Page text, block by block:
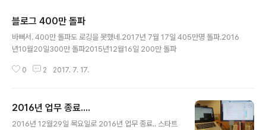
블로그 400만 돌파
바뻐서. 400만 돌파도 로깅을 못했네.2017년 7월 17일 405만명 돌파.2016
년10월20일300만 돌파2015년12월16일 200만 돌파
0 2 2017. 7. 17.
2016년 업무 종료....
2016년 12월29일 목요일로 2016년 업무 종료.. 스타트